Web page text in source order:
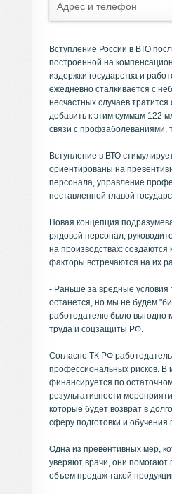
Адрес и телефон
Вступление России в ВТО
построенной на
издержки государства и
ежедневно сталкивается с
несчастных случаев
добавить к этим суммам 122
связи с профзаболеваниями,
Вступление в ВТО
ориентированы на
персонала, управление
поставленной главой
Новая концепция
рядовой персонал,
на производствах:
факторы встречаются на их
- Раньше за вредные условия
останется, но мы не будем
работодателю было выгодно
труда и соцзащиты РФ.
Согласно ТК РФ
профессиональных рисков. В
финансируется по
результативности
которые будет возврат в
сферу подготовки и
Одна из превентивных мер,
уверяют врачи, они
объем продаж такой